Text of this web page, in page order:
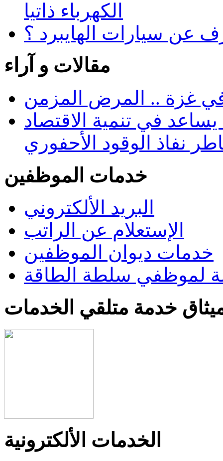
الكهرباء ذاتيا
عن سيارات الهايبرد ؟
مقالات و آراء
في غزة .. المرض المزمن
في تنمية الاقتصاد
نفاذ الوقود الأحفوري
خدمات الموظفين
البريد الألكتروني
الإستعلام عن الراتب
خدمات ديوان الموظفين
لموظفي سلطة الطاقة
خدمة متلقي الخدمات
الخدمات الألكترونية